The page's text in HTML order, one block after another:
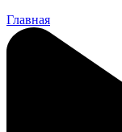
Главная